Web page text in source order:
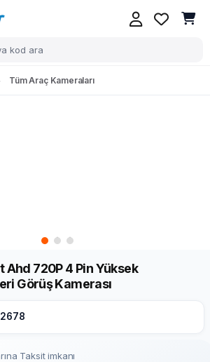
Tüm Araç Kameraları
Ahd 720P 4 Pin Yüksek
Görüş Kamerası
2678
Taksit imkanı